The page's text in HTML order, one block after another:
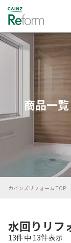
商品一
カインズリフォーム TOP
水回りリフ
13件中 13件表示